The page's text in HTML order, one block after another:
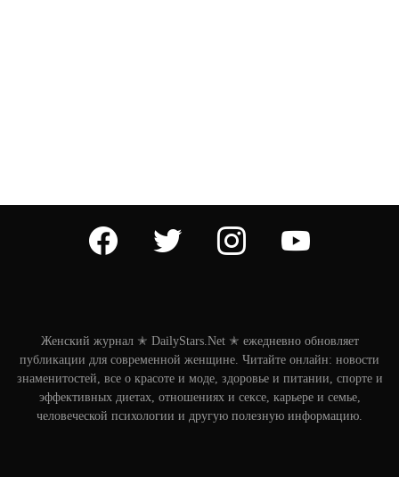
facebook twitter instagram youtube
Женский журнал ✭ DailyStars.Net ✭ ежедневно обновляет
публикации для современной женщине. Читайте онлайн: новости
знаменитостей, все о красоте и моде, здоровье и питании, спорте и
эффективных диетах, отношениях и сексе, карьере и семье,
человеческой психологии и другую полезную информацию.